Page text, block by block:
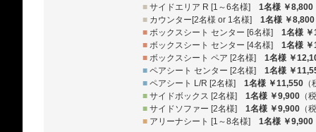
■ サイドエリア R [1～6名様] 1名様 ￥8,800
■ カウンター[2名様 or 1名様] 1名様 ￥8,800
■ ボックスシート センター [6名様] 1名様
■ ボックスシート センター [4名様] 1名様
■ ボックスシート ペア [2名様] 1名様 ￥
■ ペアシート センター [2名様] 1名様 ￥
■ ペアシート L/R [2名様] 1名様 ￥11,550
■ サイドボックス [2名様] 1名様 ￥9,900 （
■ サイドソファー [2名様] 1名様 ￥9,900 （
■ アリーナシート [1～8名様] 1名様 ￥9,900